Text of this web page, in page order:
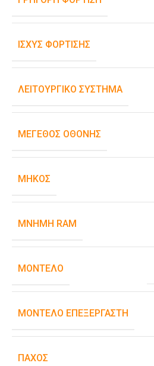
ΙΣΧΎΣ ΦΌΡΤΙΣΗΣ
ΛΕΙΤΟΥΡΓΙΚΌ ΣΎΣΤΗΜΑ
ΜΈΓΕΘΟΣ ΟΘΌΝΗΣ
ΜΉΚΟΣ
ΜΝΉΜΗ RAM
ΜΟΝΤΈΛΟ
ΜΟΝΤΈΛΟ ΕΠΕΞΕΡΓΑΣΤΉ
ΠΆΧΟΣ